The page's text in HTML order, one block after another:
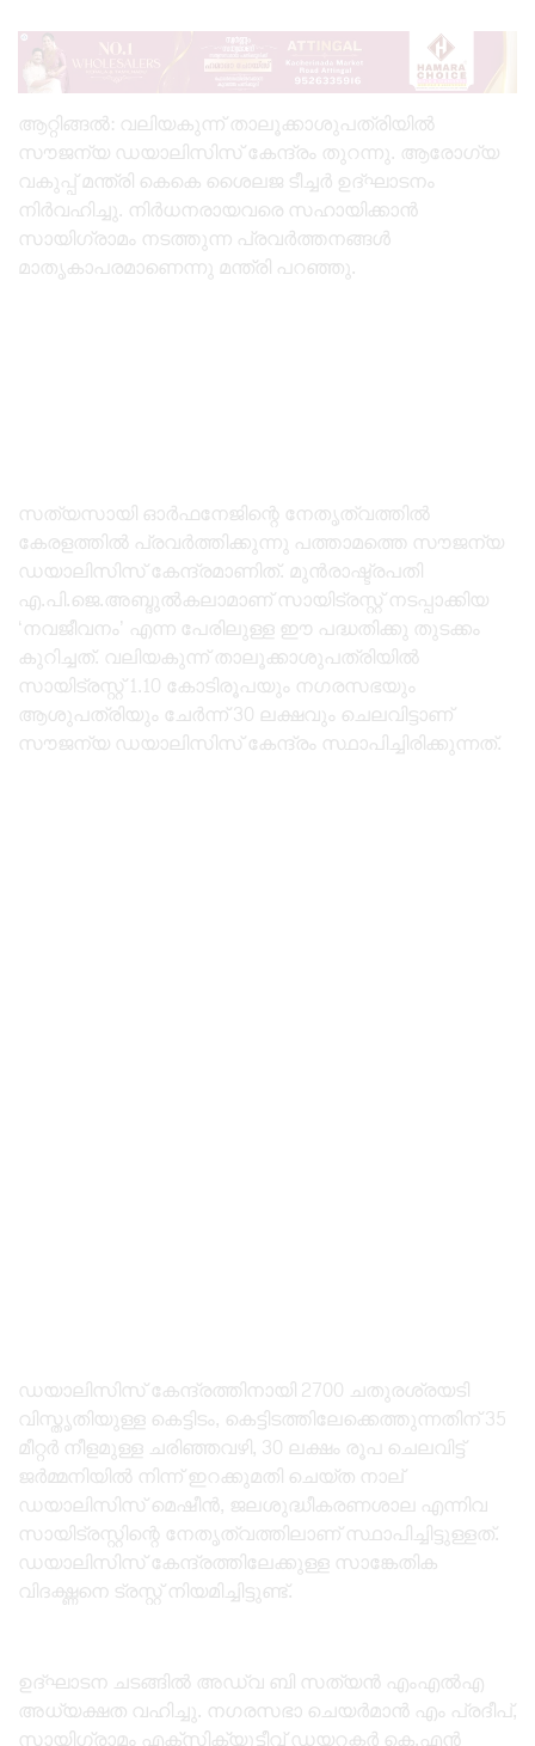
ആറ്റിങ്ങൽ: വലിയകുന്ന് താലൂക്കാശുപത്രിയിൽ
സൗജന്യ ഡയാലിസിസ് കേന്ദ്രം തുറന്നു. ആരോഗ്യ
വകുപ്പ് മന്ത്രി കെകെ ശൈലജ ടീച്ചർ ഉദ്ഘാടനം
നിർവഹിച്ചു. നിർധനരായവരെ സഹായിക്കാൻ
സായിഗ്രാമം നടത്തുന്ന പ്രവർത്തനങ്ങൾ
മാതൃകാപരമാണെന്നു മന്ത്രി പറഞ്ഞു.
സത്യസായി ഓർഫനേജിന്റെ നേതൃത്വത്തിൽ
കേരളത്തിൽ പ്രവർത്തിക്കുന്നു പത്താമത്തെ സൗജന്യ
ഡയാലിസിസ് കേന്ദ്രമാണിത്. മുൻരാഷ്ട്രപതി
എ.പി.ജെ.അബ്ദുൽകലാമാണ് സായിട്രസ്റ്റ് നടപ്പാക്കിയ
‘നവജീവനം’ എന്ന പേരിലുള്ള ഈ പദ്ധതിക്കു തുടക്കം
കുറിച്ചത്. വലിയകുന്ന് താലൂക്കാശുപത്രിയിൽ
സായിട്രസ്റ്റ് 1.10 കോടിരൂപയും നഗരസഭയും
ആശുപത്രിയും ചേർന്ന് 30 ലക്ഷവും ചെലവിട്ടാണ്
സൗജന്യ ഡയാലിസിസ്‌ കേന്ദ്രം സ്ഥാപിച്ചിരിക്കുന്നത്.
ഡയാലിസിസ് കേന്ദ്രത്തിനായി 2700 ചതുരശ്രയടി
വിസ്തൃതിയുള്ള കെട്ടിടം, കെട്ടിടത്തിലേക്കെത്തുന്നതിന് 35
മീറ്റർ നീളമുള്ള ചരിഞ്ഞവഴി, 30 ലക്ഷം രൂപ ചെലവിട്ട്
ജർമ്മനിയിൽ നിന്ന് ഇറക്കുമതി ചെയ്ത നാല്
ഡയാലിസിസ് മെഷീൻ, ജലശുദ്ധീകരണശാല എന്നിവ
സായിട്രസ്റ്റിന്റെ നേതൃത്വത്തിലാണ് സ്ഥാപിച്ചിട്ടുള്ളത്.
ഡയാലിസിസ് കേന്ദ്രത്തിലേക്കുള്ള സാങ്കേതിക
വിദഗ്ദ്ധനെ ട്രസ്റ്റ് നിയമിച്ചിട്ടുണ്ട്.
ഉദ്ഘാടന ചടങ്ങിൽ അഡ്വ ബി സത്യൻ എംഎൽഎ
അധ്യക്ഷത വഹിച്ചു. നഗരസഭാ ചെയർമാൻ എം പ്രദീപ്,